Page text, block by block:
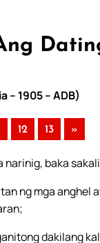
– 1905 – ADB)
12 13 »
baka
ng mga anghel
dakilang